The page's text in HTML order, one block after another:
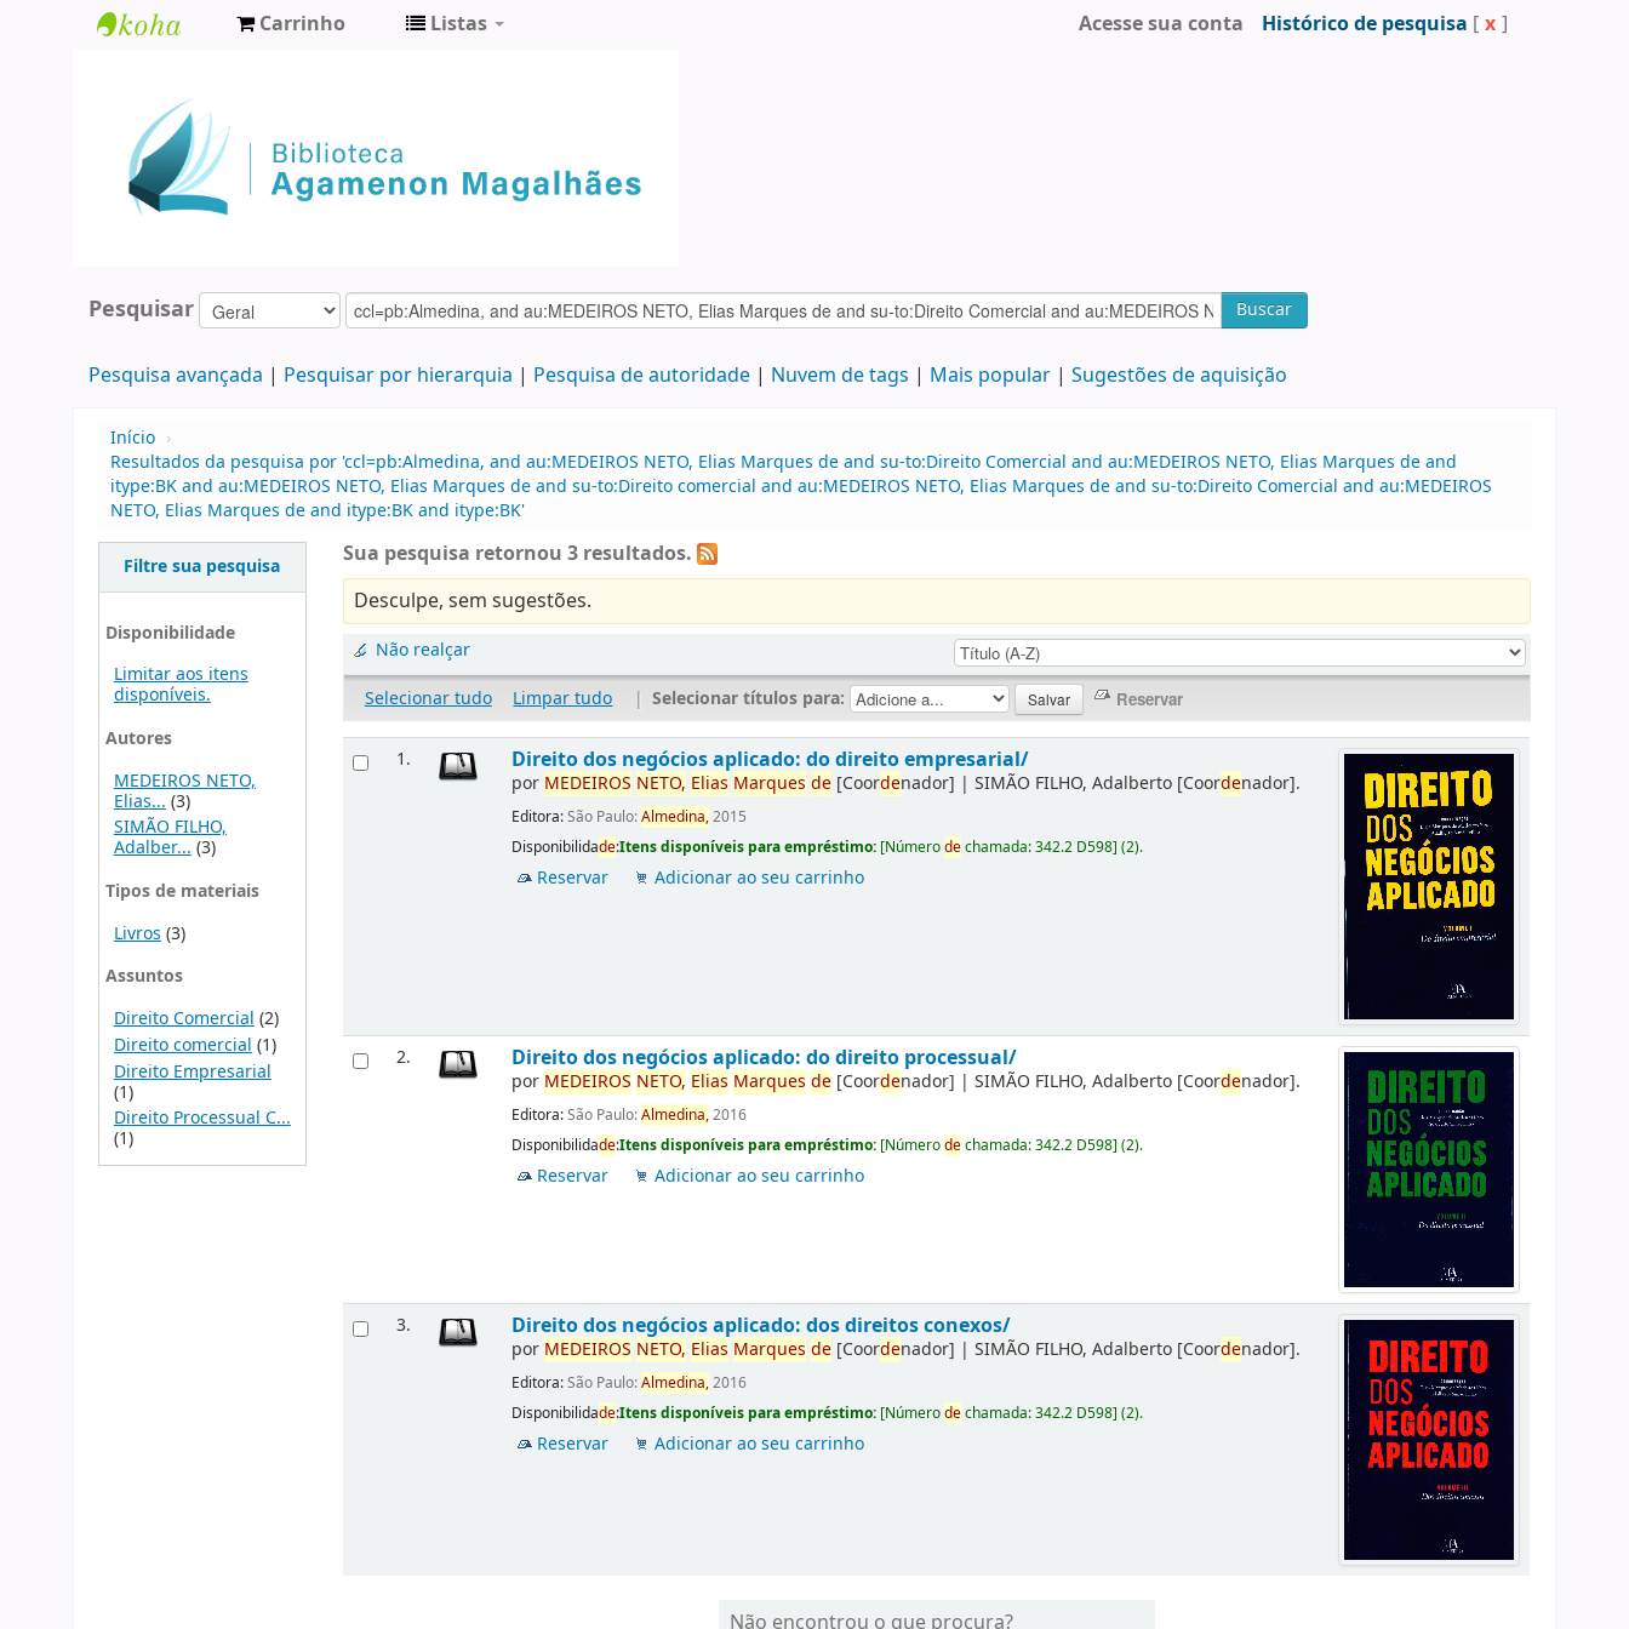
Agamenon
Magalhães
Carrinho Listas Acesse sua conta Histórico de pesquisa [ x ]
Pesquisar Buscar
Pesquisa avançada Pesquisar por hierarquia Pesquisa de autoridade Nuvem de tags Mais popular Sugestões de aquisição
Início ›
Resultados da pesquisa por 'ccl=pb:Almedina, and au:MEDEIROS NETO, Elias Marques de and su-to:Direito Comercial and au:MEDEIROS NETO, Elias Marques de and
itype:BK and au:MEDEIROS NETO, Elias Marques de and su-to:Direito comercial and au:MEDEIROS NETO, Elias Marques de and su-to:Direito Comercial and au:MEDEIROS
NETO, Elias Marques de and itype:BK and itype:BK'
Filtre sua pesquisa
Disponibilidade
Limitar aos itens
disponíveis.
Autores
MEDEIROS NETO,
Elias... (3)
SIMÃO FILHO,
Adalber...(3)
Tipos de materiais
Livros (3)
Assuntos
Direito Comercial (2)
Direito comercial (1)
Direito Empresarial
(1)
Direito Processual C...
(1)
Sua pesquisa retornou 3 resultados.
Desculpe, sem sugestões.
Não realçar
Selecionar tudo
Limpar tudo | Selecionar títulos para:
1. Direito dos negócios aplicado: do direito empresarial/
por MEDEIROS NETO, Elias Marques de [Coordenador] |SIMÃO FILHO, Adalberto [Coordenador].
Editora:São Paulo:Almedina,2015
Disponibilidade:Itens disponíveis para empréstimo: [Númerodechamada:342.2 D598](2).
Reservar Adicionar ao seu carrinho
2. Direito dos negócios aplicado: do direito processual/
por MEDEIROS NETO, Elias Marques de [Coordenador] |SIMÃO FILHO, Adalberto [Coordenador].
Editora:São Paulo:Almedina,2016
Disponibilidade:Itens disponíveis para empréstimo: [Númerodechamada:342.2 D598](2).
Reservar Adicionar ao seu carrinho
3. Direito dos negócios aplicado: dos direitos conexos/
por MEDEIROS NETO, Elias Marques de [Coordenador] |SIMÃO FILHO, Adalberto [Coordenador].
Editora:São Paulo:Almedina,2016
Disponibilidade:Itens disponíveis para empréstimo: [Númerodechamada:342.2 D598](2).
Reservar Adicionar ao seu carrinho